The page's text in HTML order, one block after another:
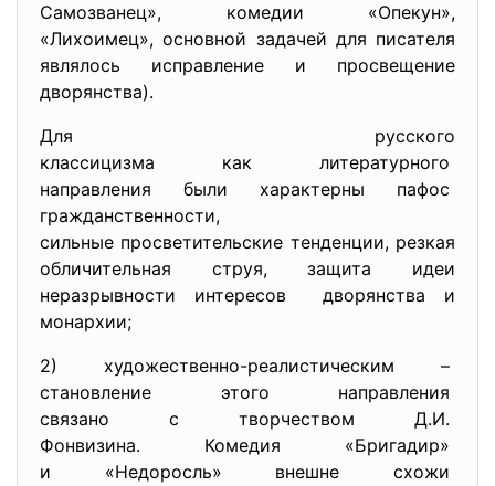
Самозванец», комедии «Опекун»,
«Лихоимец», основной задачей для писателя
являлось исправление и просвещение
дворянства).
Для русского
классицизма как литературного
направления были характерны пафос
гражданственности,
сильные просветительские тенденции, резкая
обличительная струя, защита идеи
неразрывности интересов дворянства и
монархии;
2) художественно-реалистическим –
становление этого направления
связано с творчеством Д.И.
Фонвизина. Комедия «Бригадир»
и «Недоросль» внешне схожи